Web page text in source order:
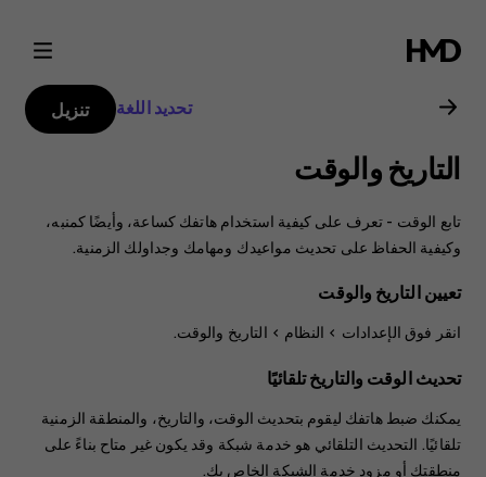
دليل
مستخدم
هاتف
Nokia
8.1
تحديد اللغة تنزيل
التاريخ والوقت
تابع الوقت - تعرف على كيفية استخدام هاتفك كساعة، وأيضًا كمنبه،
وكيفية الحفاظ على تحديث مواعيدك ومهامك وجداولك الزمنية.
تعيين التاريخ والوقت
انقر فوق > النظام > التاريخ والوقت.
تحديث الوقت والتاريخ تلقائيًا
يمكنك ضبط هاتفك ليقوم بتحديث الوقت، والتاريخ، والمنطقة الزمنية
تلقائيًا. التحديث التلقائي هو خدمة شبكة وقد يكون غير متاح بناءً على
منطقتك أو مزود خدمة الشبكة الخاص بك.